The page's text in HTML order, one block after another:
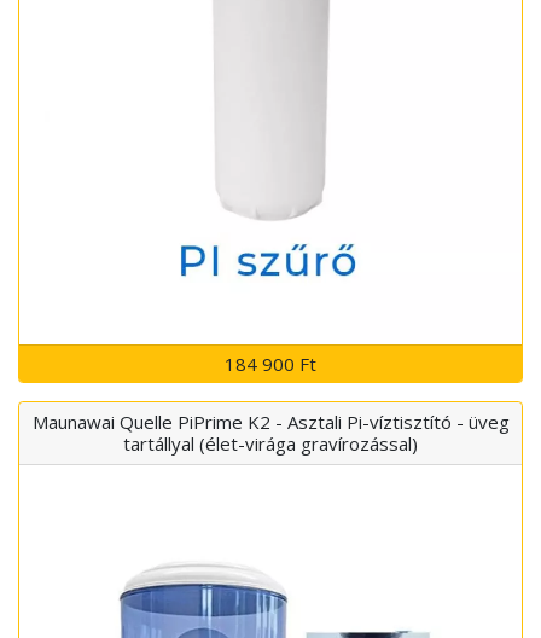
184 900 Ft
Maunawai Quelle PiPrime K2 - Asztali Pi-víztisztító - üveg
tartállyal (élet-virága gravírozással)